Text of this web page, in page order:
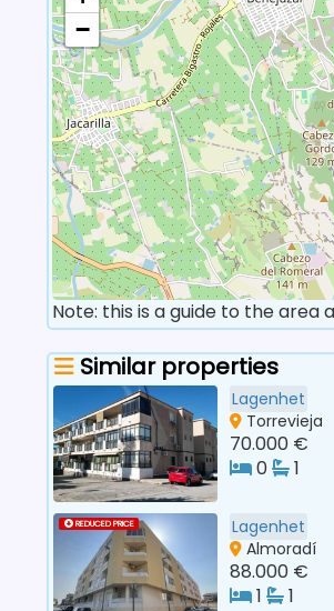
−
Note: this is a guide to the
Similar properties
Lagenhet
Torrevieja
70.000 €
0
1
REDUCED PRICE
Lagenhet
Almoradí
88.000 €
1
1